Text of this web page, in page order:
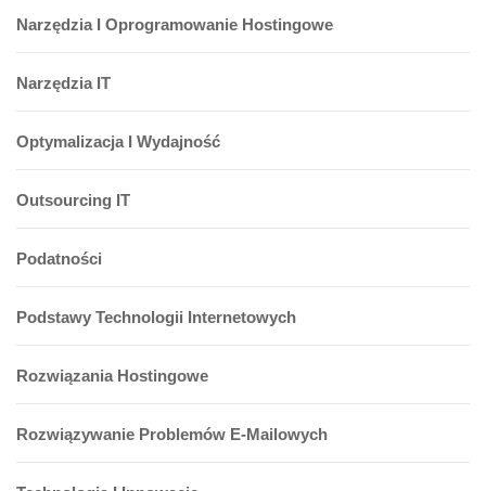
Narzędzia I Oprogramowanie Hostingowe
Narzędzia IT
Optymalizacja I Wydajność
Outsourcing IT
Podatności
Podstawy Technologii Internetowych
Rozwiązania Hostingowe
Rozwiązywanie Problemów E-Mailowych